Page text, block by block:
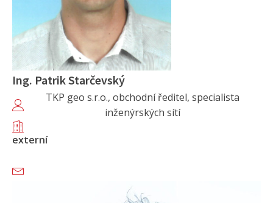
Ing. Patrik Starčevský
TKP geo s.r.o., obchodní ředitel, specialista
inženýrských sítí
externí